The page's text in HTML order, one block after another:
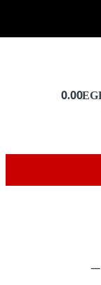
0.00
–